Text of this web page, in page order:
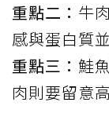
重點二： 牛
感與蛋白質
重點三： 鮭
肉則要留意